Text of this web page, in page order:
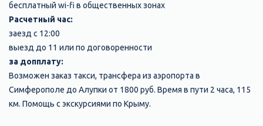
бесплатный wi-fi в общественных зонах
Расчетный час:
заезд с 12:00
выезд до 11 или по договоренности
за допплату:
Возможен заказ такси, трансфера из аэропорта в
Симферополе до Алупки от 1800 руб. Время в пути 2 часа, 115
км. Помощь с экскурсиями по Крыму.